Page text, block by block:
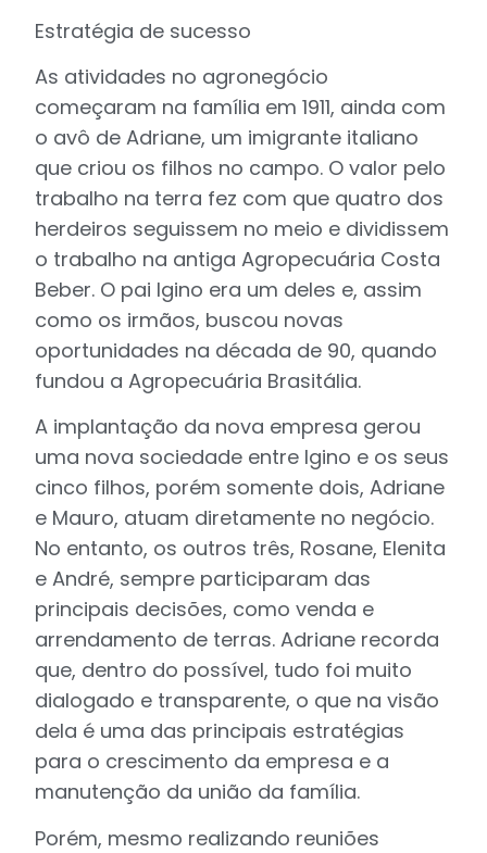
Estratégia de sucesso
As atividades no agronegócio
começaram na família em 1911, ainda com
o avô de Adriane, um imigrante italiano
que criou os filhos no campo. O valor pelo
trabalho na terra fez com que quatro dos
herdeiros seguissem no meio e dividissem
o trabalho na antiga Agropecuária Costa
Beber. O pai Igino era um deles e, assim
como os irmãos, buscou novas
oportunidades na década de 90, quando
fundou a Agropecuária Brasitália.
A implantação da nova empresa gerou
uma nova sociedade entre Igino e os seus
cinco filhos, porém somente dois, Adriane
e Mauro, atuam diretamente no negócio.
No entanto, os outros três, Rosane, Elenita
e André, sempre participaram das
principais decisões, como venda e
arrendamento de terras. Adriane recorda
que, dentro do possível, tudo foi muito
dialogado e transparente, o que na visão
dela é uma das principais estratégias
para o crescimento da empresa e a
manutenção da união da família.
Porém, mesmo realizando reuniões